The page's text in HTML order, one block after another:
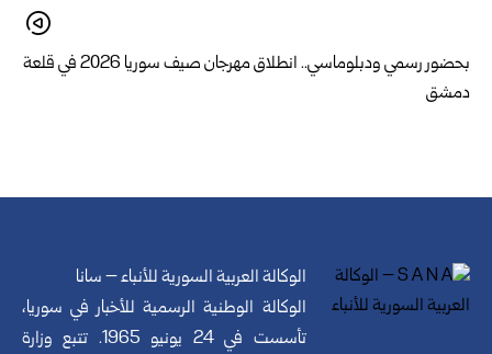
بحضور رسمي ودبلوماسي.. انطلاق مهرجان صيف سوريا 2026 في قلعة
دمشق
الوكالة العربية السورية للأنباء – سانا
الوكالة الوطنية الرسمية للأخبار في سوريا،
تأسست في 24 يونيو 1965. تتبع وزارة